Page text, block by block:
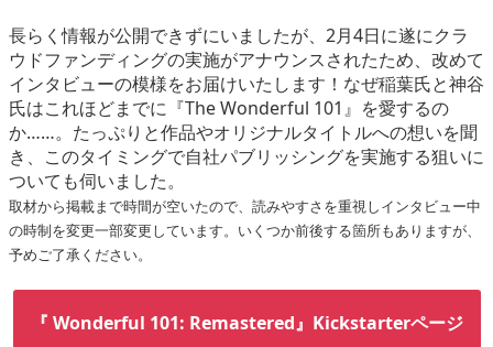
長らく情報が公開できずにいましたが、2月4日に遂にクラ
ウドファンディングの実施がアナウンスされたため、改めて
インタビューの模様をお届けいたします！なぜ稲葉氏と神谷
氏はこれほどまでに『The Wonderful 101』を愛するの
か……。たっぷりと作品やオリジナルタイトルへの想いを聞
き、このタイミングで自社パブリッシングを実施する狙いに
ついても伺いました。
取材から掲載まで時間が空いたので、読みやすさを重視しインタビュー中
の時制を変更一部変更しています。いくつか前後する箇所もありますが、
予めご了承ください。
『 Wonderful 101: Remastered』Kickstarterページ